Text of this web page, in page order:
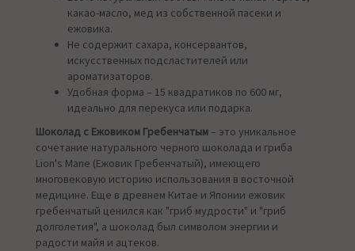
какао-масло, мед из собственной пасеки и
ежовика.
Не содержит сахара, консервантов,
искусственных подсластителей или
ароматизаторов.
Удобная форма – 15 квадратиков по 600 мг,
идеально для перекуса или подарка.
Шоколад с Ежовиком Гребенчатым – это уникальное
сочетание натурального черного шоколада и гриба
Lion's Mane (Ежовик Гребенчатый), имеющего
многовековую историю использования в восточной
медицине. Еще в древнем Китае и Японии ежовик
гребенчатый ценился как "гриб мудрости" и "гриб
долголетия", а шоколад был символом энергии и
радости майя и ацтеков.